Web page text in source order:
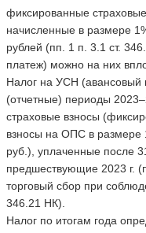
фиксированные
начисленные в размере
рублей (пп. 1 п. 3.1 ст.
платеж) можно на них
Налог на УСН (авансовый
(отчетные) периоды
страховые взносы
взносы на ОПС в размере
руб.), уплаченные после
предшествующие 2023 г.
торговый сбор при
346.21 НК).
Налог по итогам года